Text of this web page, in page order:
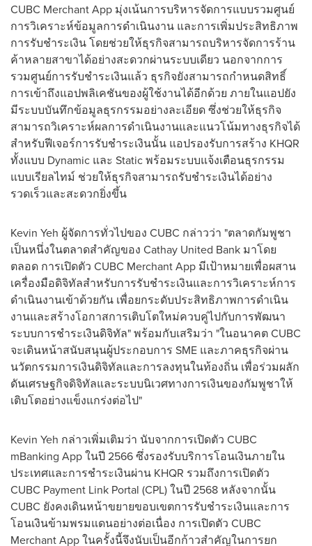
CUBC Merchant App มุ่งเน้นการบริหารจัดการแบบรวมศูนย์
การวิเคราะห์ข้อมูลการดำเนินงาน และการเพิ่มประสิทธิภาพ
การรับชำระเงิน โดยช่วยให้ธุรกิจสามารถบริหารจัดการร้าน
ค้าหลายสาขาได้อย่างสะดวกผ่านระบบเดียว นอกจากการ
รวมศูนย์การรับชำระเงินแล้ว ธุรกิจยังสามารถกำหนดสิทธิ์
การเข้าถึงแอปพลิเคชันของผู้ใช้งานได้อีกด้วย ภายในแอปยัง
มีระบบบันทึกข้อมูลธุรกรรมอย่างละเอียด ซึ่งช่วยให้ธุรกิจ
สามารถวิเคราะห์ผลการดำเนินงานและแนวโน้มทางธุรกิจได้
สำหรับฟีเจอร์การรับชำระเงินนั้น แอปรองรับการสร้าง KHQR
ทั้งแบบ Dynamic และ Static พร้อมระบบแจ้งเตือนธุรกรรม
แบบเรียลไทม์ ช่วยให้ธุรกิจสามารถรับชำระเงินได้อย่าง
รวดเร็วและสะดวกยิ่งขึ้น
Kevin Yeh ผู้จัดการทั่วไปของ CUBC กล่าวว่า "ตลาดกัมพูชา
เป็นหนึ่งในตลาดสำคัญของ Cathay United Bank มาโดย
ตลอด การเปิดตัว CUBC Merchant App มีเป้าหมายเพื่อผสาน
เครื่องมือดิจิทัลสำหรับการรับชำระเงินและการวิเคราะห์การ
ดำเนินงานเข้าด้วยกัน เพื่อยกระดับประสิทธิภาพการดำเนิน
งานและสร้างโอกาสการเติบโตใหม่ควบคู่ไปกับการพัฒนา
ระบบการชำระเงินดิจิทัล" พร้อมกับเสริมว่า "ในอนาคต CUBC
จะเดินหน้าสนับสนุนผู้ประกอบการ SME และภาคธุรกิจผ่าน
นวัตกรรมการเงินดิจิทัลและการลงทุนในท้องถิ่น เพื่อร่วมผลัก
ดันเศรษฐกิจดิจิทัลและระบบนิเวศทางการเงินของกัมพูชาให้
เติบโตอย่างแข็งแกร่งต่อไป"
Kevin Yeh กล่าวเพิ่มเติมว่า นับจากการเปิดตัว CUBC
mBanking App ในปี 2566 ซึ่งรองรับบริการโอนเงินภายใน
ประเทศและการชำระเงินผ่าน KHQR รวมถึงการเปิดตัว
CUBC Payment Link Portal (CPL) ในปี 2568 หลังจากนั้น
CUBC ยังคงเดินหน้าขยายขอบเขตการรับชำระเงินและการ
โอนเงินข้ามพรมแดนอย่างต่อเนื่อง การเปิดตัว CUBC
Merchant App ในครั้งนี้จึงนับเป็นอีกก้าวสำคัญในการยก